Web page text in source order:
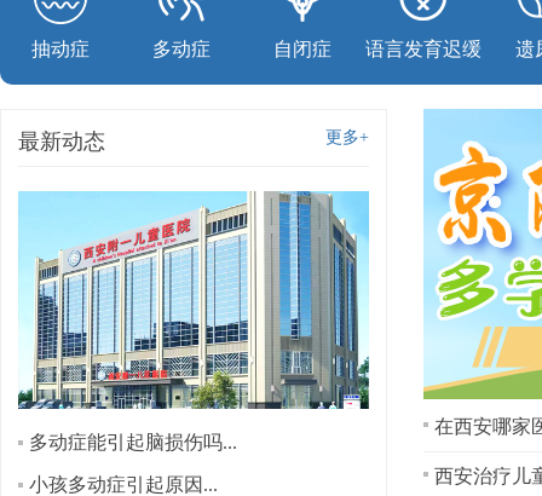
抽动症 多动症 自闭症 语言发育迟缓 遗
更多+
最新动态
多动症能引起脑损伤吗...
小孩多动症引起原因...
在西安哪家
西安治疗儿